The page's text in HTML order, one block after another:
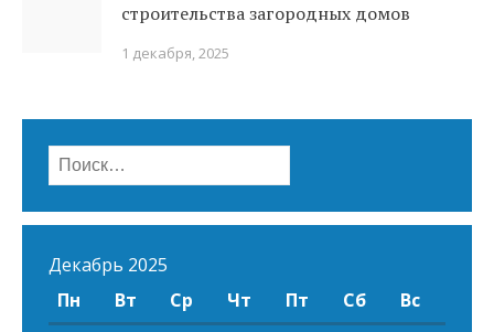
строительства загородных домов
1 декабря, 2025
Найти:
Декабрь 2025
Пн
Вт Ср Чт Пт Сб Вс